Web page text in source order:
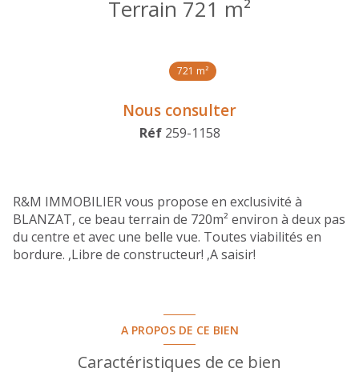
Terrain 721 m²
721 m²
Nous consulter
Réf 259-1158
R&M IMMOBILIER vous propose en exclusivité à
BLANZAT, ce beau terrain de 720m² environ à deux pas
du centre et avec une belle vue. Toutes viabilités en
bordure. ,Libre de constructeur! ,A saisir!
A PROPOS DE CE BIEN
Caractéristiques de ce bien